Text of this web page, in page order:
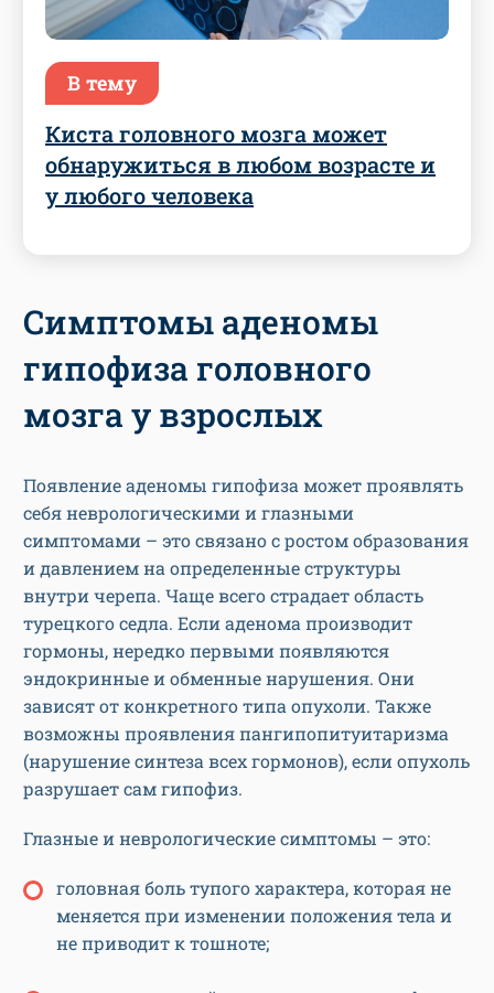
В тему
Киста головного мозга может
обнаружиться в любом возрасте и
у любого человека
Симптомы аденомы
гипофиза головного
мозга у взрослых
Появление аденомы гипофиза может проявлять
себя неврологическими и глазными
симптомами – это связано с ростом образования
и давлением на определенные структуры
внутри черепа. Чаще всего страдает область
турецкого седла. Если аденома производит
гормоны, нередко первыми появляются
эндокринные и обменные нарушения. Они
зависят от конкретного типа опухоли. Также
возможны проявления пангипопитуитаризма
(нарушение синтеза всех гормонов), если опухоль
разрушает сам гипофиз.
Глазные и неврологические симптомы – это:
головная боль тупого характера, которая не
меняется при изменении положения тела и
не приводит к тошноте;